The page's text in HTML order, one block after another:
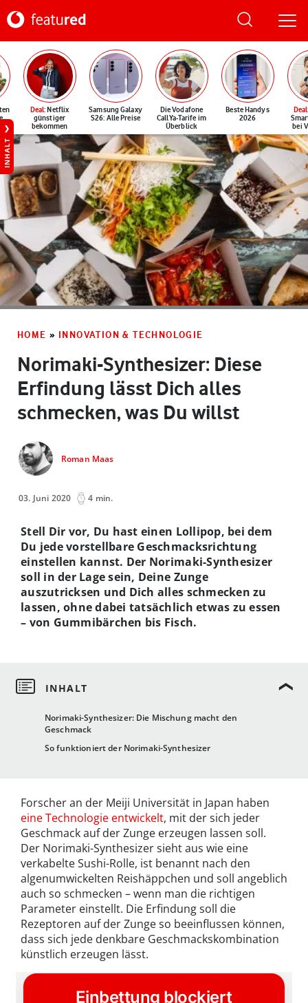
Deal: Netflix
günstiger
bekommen
Samsung Galaxy
S26: Alle Preise
Die Vodafone
CallYa-Tarife im
Überblick
Beste Handys
2026
Deal
bei
INHALT
HOME » INNOVATION & TECHNOLOGIE
Norimaki-Synthesizer: Diese
Erfindung lässt Dich alles
schmecken, was Du willst
Roman Maas
03. Juni 2020 4 min.
Norimaki-Synthesizer: Die Mischung macht den
Geschmack
So funktioniert der Norimaki-Synthesizer
Stell Dir vor, Du hast einen Lollipop, bei dem
Du jede vorstellbare Geschmacksrichtung
einstellen kannst. Der Norimaki-Synthesizer
soll in der Lage sein, Deine Zunge
auszutricksen und Dich alles schmecken zu
lassen, ohne dabei tatsächlich etwas zu essen
– von Gummibärchen bis Fisch.
Forscher an der Meiji Universität in Japan haben
eine Technologie entwickelt, mit der sich jeder
Geschmack auf der Zunge erzeugen lassen soll.
Der Norimaki-Synthesizer sieht aus wie eine
verkabelte Sushi-Rolle, ist benannt nach den
algenumwickelten Reishäppchen und soll angeblich
auch so schmecken – wenn man die richtigen
Parameter einstellt. Die Erfindung soll die
Rezeptoren auf der Zunge so beeinflussen können,
dass sich jede denkbare Geschmackskombination
künstlich erzeugen lässt.